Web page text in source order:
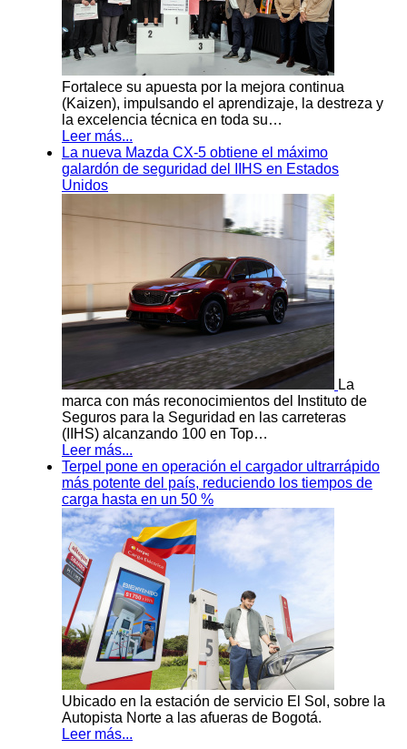
Fortalece su apuesta por la mejora continua
(Kaizen), impulsando el aprendizaje, la destreza y
la excelencia técnica en toda su…
Leer más...
La nueva Mazda CX-5 obtiene el máximo
galardón de seguridad del IIHS en Estados
Unidos
La
marca con más reconocimientos del Instituto de
Seguros para la Seguridad en las carreteras
(IIHS) alcanzando 100 en Top…
Leer más...
Terpel pone en operación el cargador ultrarrápido
más potente del país, reduciendo los tiempos de
carga hasta en un 50 %
Ubicado en la estación de servicio El Sol, sobre la
Autopista Norte a las afueras de Bogotá.
Leer más...